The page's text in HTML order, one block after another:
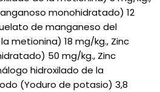
monohidratado) 12
de manganeso del
metionina) 18 mg/kg., Zinc
50 mg/kg., Zinc
hidroxilado de la
(Yoduro de potasio) 3,8